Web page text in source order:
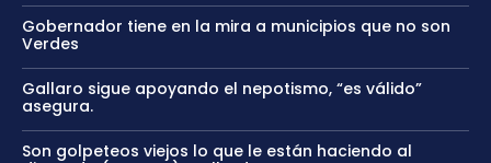
Gobernador tiene en la mira a municipios que no son
Verdes
Gallaro sigue apoyando el nepotismo, “es válido”
asegura.
Son golpeteos viejos lo que le están haciendo al